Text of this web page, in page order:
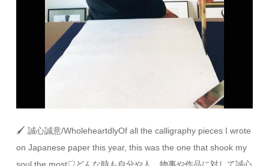
🖌 誠心誠意/WholeheartdlyOf all the calligraphy pieces I wrote
on Japanese paper this year, this was the one that shook my
soul the most♡どんな時も自分や人、物事や作品に対して誠心